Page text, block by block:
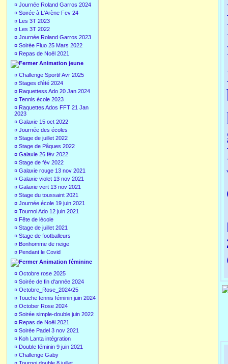
¤ Journée Roland Garros 2024
¤ Soirée à L'Arène Fev 24
¤ Les 3T 2023
¤ Les 3T 2022
¤ Journée Roland Garros 2023
¤ Soirée Fluo 25 Mars 2022
¤ Repas de Noël 2021
Animation jeune
¤ Challenge Sportif Avr 2025
¤ Stages d'été 2024
¤ Raquettess Ado 20 Jan 2024
¤ Tennis école 2023
¤ Raquettes Ados FFT 21 Jan
2023
¤ Galaxie 15 oct 2022
¤ Journée des écoles
¤ Stage de juillet 2022
¤ Stage de Pâques 2022
¤ Galaxie 26 fév 2022
¤ Stage de fév 2022
¤ Galaxie rouge 13 nov 2021
¤ Galaxie violet 13 nov 2021
¤ Galaxie vert 13 nov 2021
¤ Stage du toussaint 2021
¤ Journée école 19 juin 2021
¤ Tournoi Ado 12 juin 2021
¤ Fête de lécole
¤ Stage de juillet 2021
¤ Stage de footballeurs
¤ Bonhomme de neige
¤ Pendant le Covid
Animation féminine
¤ Octobre rose 2025
¤ Soirée de fin d'année 2024
¤ Octobre_Rose_2024/25
¤ Touche tennis féminin juin 2024
¤ October Rose 2024
¤ Soirée simple-double juin 2022
¤ Repas de Noël 2021
¤ Soirée Padel 3 nov 2021
¤ Koh Lanta intégration
¤ Double féminin 9 juin 2021
¤ Challenge Gaby